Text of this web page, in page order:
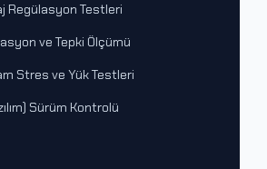
Regülasyon Testleri
ve Tepki Ölçümü
Stres ve Yük Testleri
Sürüm Kontrolü